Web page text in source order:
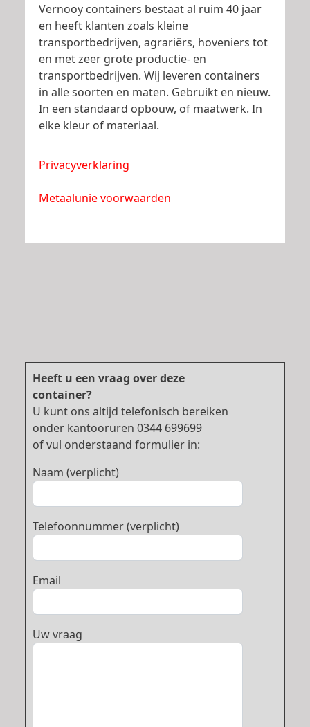
Vernooy containers bestaat al ruim 40 jaar
en heeft klanten zoals kleine
transportbedrijven, agrariërs, hoveniers tot
en met zeer grote productie- en
transportbedrijven. Wij leveren containers
in alle soorten en maten. Gebruikt en nieuw.
In een standaard opbouw, of maatwerk. In
elke kleur of materiaal.
Privacyverklaring
Metaalunie voorwaarden
Heeft u een vraag over deze
container?
U kunt ons altijd telefonisch bereiken
onder kantooruren 0344 699699
of vul onderstaand formulier in:
Naam (verplicht)
Telefoonnummer (verplicht)
Email
Uw vraag